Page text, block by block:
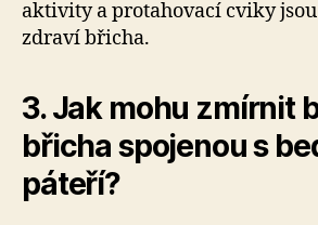
aktivity a protahovací cviky
zdraví břicha.
3. Jak mohu zmírnit
břicha spojenou s
páteří?